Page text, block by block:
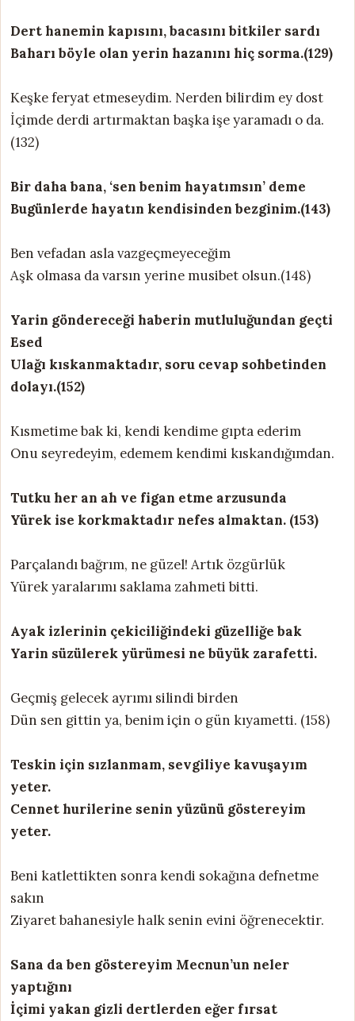
Dert hanemin kapısını, bacasını bitkiler sardı
Baharı böyle olan yerin hazanını hiç sorma.(129)
Keşke feryat etmeseydim. Nerden bilirdim ey dost
İçimde derdi artırmaktan başka işe yaramadı o da.
(132)
Bir daha bana, ‘sen benim hayatımsın’ deme
Bugünlerde hayatın kendisinden bezginim.(143)
Ben vefadan asla vazgeçmeyeceğim
Aşk olmasa da varsın yerine musibet olsun.(148)
Yarin göndereceği haberin mutluluğundan geçti
Esed
Ulağı kıskanmaktadır, soru cevap sohbetinden
dolayı.(152)
Kısmetime bak ki, kendi kendime gıpta ederim
Onu seyredeyim, edemem kendimi kıskandığımdan.
Tutku her an ah ve figan etme arzusunda
Yürek ise korkmaktadır nefes almaktan. (153)
Parçalandı bağrım, ne güzel! Artık özgürlük
Yürek yaralarımı saklama zahmeti bitti.
Ayak izlerinin çekiciliğindeki güzelliğe bak
Yarin süzülerek yürümesi ne büyük zarafetti.
Geçmiş gelecek ayrımı silindi birden
Dün sen gittin ya, benim için o gün kıyametti. (158)
Teskin için sızlanmam, sevgiliye kavuşayım
yeter.
Cennet hurilerine senin yüzünü göstereyim
yeter.
Beni katlettikten sonra kendi sokağına defnetme
sakın
Ziyaret bahanesiyle halk senin evini öğrenecektir.
Sana da ben göstereyim Mecnun’un neler
yaptığını
İçimi yakan gizli dertlerden eğer fırsat